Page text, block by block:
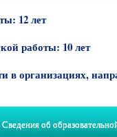
12 лет
работы: 10 лет
в организациях,
Сведения об